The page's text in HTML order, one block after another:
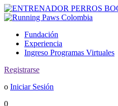
Fundación
Experiencia
Ingreso Programas Virtuales
Registrarse
o Iniciar Sesión
0